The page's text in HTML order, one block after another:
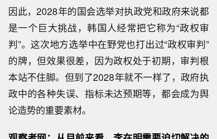
因此，2028年的国会选举对执政党和政府来说都
是一个巨大挑战，韩国人经常把它称为“政权审
判”。这次地方选举中在野党也打出过“政权审判”
的牌，但效果很差，因为政权处于初期，审判根
本站不住脚。但到了2028年就不一样了，政府执
政中的各种失误、指标未达预期等，都会成为舆
论造势的重要素材。